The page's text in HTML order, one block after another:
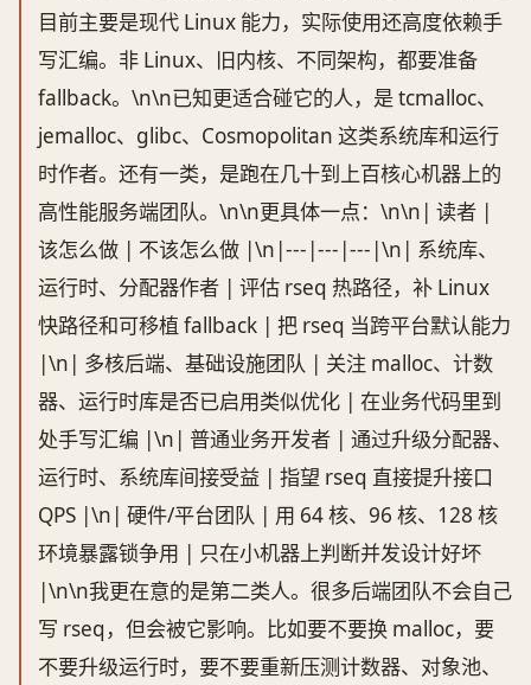
目前主要是现代 Linux 能力，实际使用还高度依赖手
写汇编。非 Linux、旧内核、不同架构，都要准备
fallback。\n\n已知更适合碰它的人，是 tcmalloc、
jemalloc、glibc、Cosmopolitan 这类系统库和运行
时作者。还有一类，是跑在几十到上百核心机器上的
高性能服务端团队。\n\n更具体一点：\n\n| 读者 |
该怎么做 | 不该怎么做 |\n|---|---|---|\n| 系统库、
运行时、分配器作者 | 评估 rseq 热路径，补 Linux
快路径和可移植 fallback | 把 rseq 当跨平台默认能力
|\n| 多核后端、基础设施团队 | 关注 malloc、计数
器、运行时库是否已启用类似优化 | 在业务代码里到
处手写汇编 |\n| 普通业务开发者 | 通过升级分配器、
运行时、系统库间接受益 | 指望 rseq 直接提升接口
QPS |\n| 硬件/平台团队 | 用 64 核、96 核、128 核
环境暴露锁争用 | 只在小机器上判断并发设计好坏
|\n\n我更在意的是第二类人。很多后端团队不会自己
写 rseq，但会被它影响。比如要不要换 malloc，要
不要升级运行时，要不要重新压测计数器、对象池、